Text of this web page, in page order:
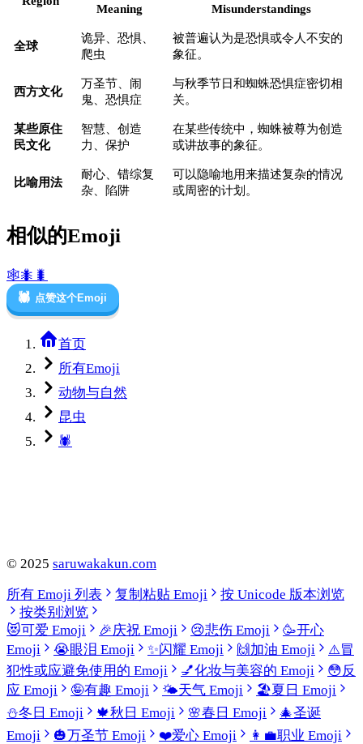
Meaning
Misunderstandings
全球
诡异、恐惧、
爬虫
被普遍认为是恐惧或令人不安的
象征。
西方文化
万圣节、闹
鬼、恐惧症
与秋季节日和蜘蛛恐惧症密切相
关。
某些原住
民文化
智慧、创造
力、保护
在某些传统中，蜘蛛被尊为创造
或讲故事的象征。
比喻用法
耐心、错综复
杂、陷阱
可以隐喻地用来描述复杂的情况
或周密的计划。
相似的Emoji
🕸️🐜 🐛
🕷️ 点赞这个Emoji
首页
所有Emoji
动物与自然
昆虫
🕷️
© 2025 saruwakakun.com
所有 Emoji 列表
复制粘贴 Emoji
按 Unicode 版本浏览
按类别浏览
😻可爱 Emoji 🎉庆祝 Emoji 😢悲伤 Emoji 🥳开心
Emoji
😭眼泪 Emoji ✨闪耀 Emoji 🙌加油 Emoji ⚠️冒
犯性或应避免使用的 Emoji
💅化妆与美容的 Emoji 😳反
应 Emoji
🤪有趣 Emoji 🌤️天气 Emoji 🏖️夏日 Emoji
⛄冬日 Emoji 🍁秋日 Emoji 🌸春日 Emoji 🎄圣诞
Emoji
🎃万圣节 Emoji ❤️爱心 Emoji 👩‍💼职业 Emoji